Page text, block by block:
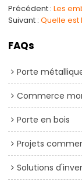
Précédent
Suivant Quelle est
FAQs
Porte
Commerce
Porte en bois
Projets
Solutions